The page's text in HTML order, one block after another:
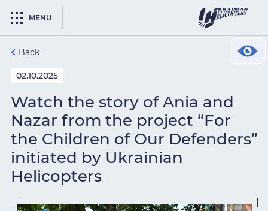
MENU
Back
02.10.2025
Watch the story of Ania and
Nazar from the project “For
the Children of Our Defenders”
initiated by Ukrainian
Helicopters